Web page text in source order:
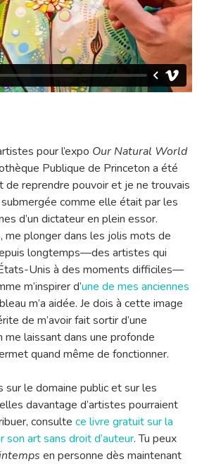
pour l’expo Our Natural World
Publique de Princeton a été
de reprendre pouvoir et je ne trouvais
comme elle était par les
d’un dictateur en plein essor.
me plonger dans les jolis mots de
longtemps—des artistes qui
Unis à des moments difficiles—
m’inspirer d’une de mes anciennes
m’a aidée. Je dois à cette image
de m’avoir fait sortir d’une
laissant dans une profonde
quand même de fonctionner.
sur le domaine public et sur les
davantage d’artistes pourraient
consulte ce livre gratuit sur la
son art sans droit d’auteur. Tu peux
en personne dès maintenant